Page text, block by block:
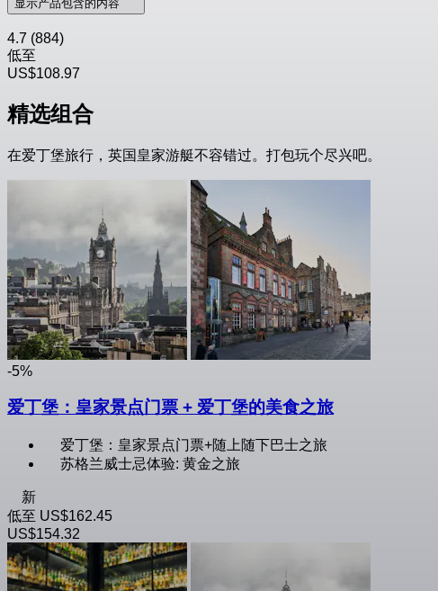
显示产品包含的内容
4.7 (884)
低至
US$108.97
精选组合
在爱丁堡旅行，英国皇家游艇不容错过。打包玩个尽兴吧。
-5%
爱丁堡：皇家景点门票 + 爱丁堡的美食之旅
爱丁堡：皇家景点门票+随上随下巴士之旅
苏格兰威士忌体验: 黄金之旅
新
低至 US$162.45
US$154.32